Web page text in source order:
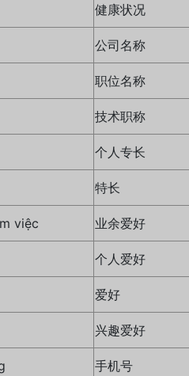
健康状况
公司名称
职位名称
技术职称
个人专长
特长
việc 业余爱好
个人爱好
爱好
兴趣爱好
手机号